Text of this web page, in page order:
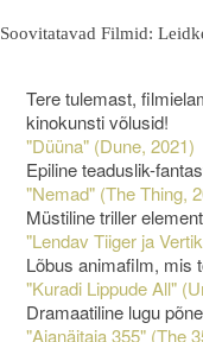
Soovitatavad Filmid:
Tere tulemast,
kinokunsti võlusid!
"Düüna" (Dune, 2021)
Epiline teaduslik-
"Nemad" (The Thing,
Müstiline triller
"Lendav Tiiger ja
Lõbus animafilm, mis
"Kuradi Lippude All"
Dramaatiline lugu
"Ajanäitaja 355" (The